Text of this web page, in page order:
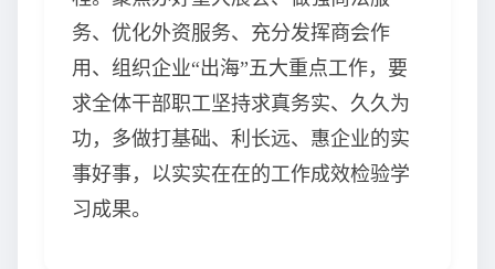
务、优化外资服务、充分发挥商会作
用、组织企业“出海”五大重点工作，要
求全体干部职工坚持求真务实、久久为
功，多做打基础、利长远、惠企业的实
事好事，以实实在在的工作成效检验学
习成果。